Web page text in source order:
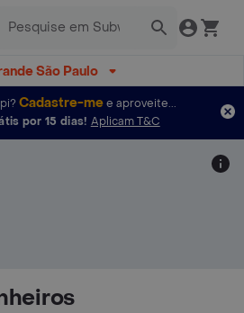
São Paulo
Cadastre-mee aproveite...
por 15 dias! Aplicam T&C